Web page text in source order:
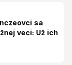
sa
veci: Už ich